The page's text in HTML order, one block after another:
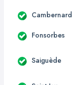
Cambernard
Fonsorbes
Saiguède